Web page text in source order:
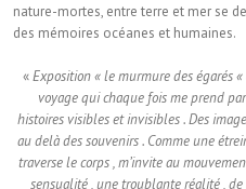
nature-mortes, entre terre et mer se
des mémoires océanes et humaines.
«Exposition « le murmure des égarés «
voyage qui chaque fois me prend
histoires visibles et invisibles . Des
au delà des souvenirs . Comme une
traverse le corps , m’invite au
sensualité , une troublante réalité ,